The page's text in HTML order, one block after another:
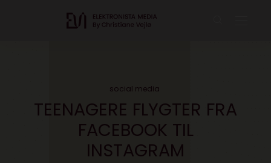
social media
TEENAGERE FLYGTER FRA
FACEBOOK TIL
INSTAGRAM